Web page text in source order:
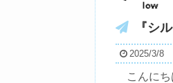
『シ
2025/3/8
こんにち